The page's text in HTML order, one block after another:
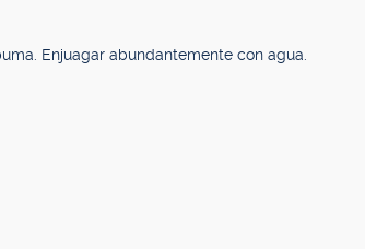
Enjuagar abundantemente con agua.